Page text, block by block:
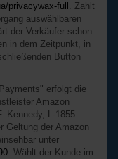
privacywax-full . Zahlt
auswählbaren
der Verkäufer schon
in dem Zeitpunkt, in
Button
erfolgt die
Amazon
Kennedy, L-1855
Geltung der Amazon
unter
. Wählt der Kunde im